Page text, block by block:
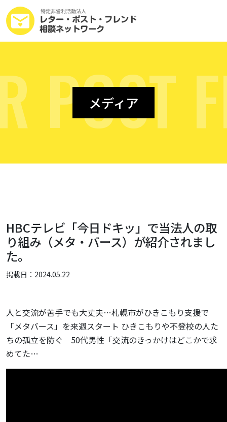
POST F
メディア
HBCテレビ「今日ドキッ」で当法人の取
り組み（メタ・バース）が紹介されまし
た。
掲載日：2024.05.22
人と交流が苦手でも大丈夫…札幌市がひきこもり支援で
「メタバース」を来週スタート ひきこもりや不登校の人た
ちの孤立を防ぐ 50代男性「交流のきっかけはどこかで求
めてた…